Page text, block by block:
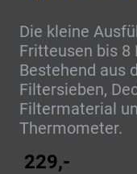
Die kleine
Fritteusen bis 8
Bestehend aus
Filtersieben,
Filtermaterial
Thermometer.
229,-